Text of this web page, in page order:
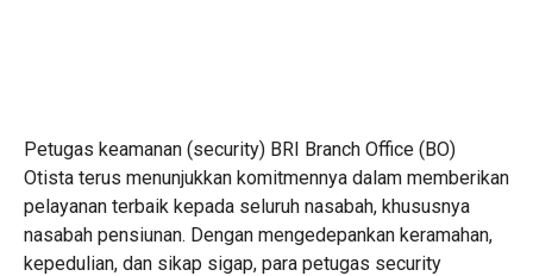
Petugas keamanan (security) BRI Branch Office (BO)
Otista terus menunjukkan komitmennya dalam memberikan
pelayanan terbaik kepada seluruh nasabah, khususnya
nasabah pensiunan. Dengan mengedepankan keramahan,
kepedulian, dan sikap sigap, para petugas security